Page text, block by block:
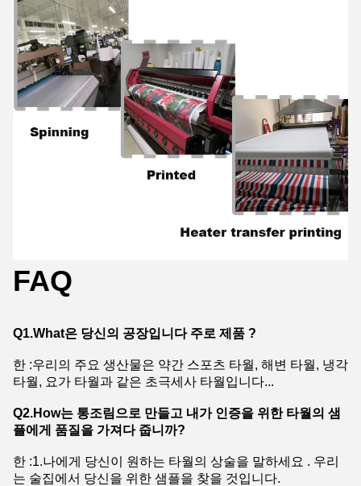
FAQ
Q1.What은 당신의 공장입니다 주로 제품 ?
한 :우리의 주요 생산물은 약간 스포츠 타월, 해변 타월, 냉각
타월, 요가 타월과 같은 초극세사 타월입니다...
Q2.How는 통조림으로 만들고 내가 인증을 위한 타월의 샘
플에게 품질을 가져다 줍니까?
한 :1.나에게 당신이 원하는 타월의 상술을 말하세요 . 우리
는 술집에서 당신을 위한 샘플을 찾을 것입니다.